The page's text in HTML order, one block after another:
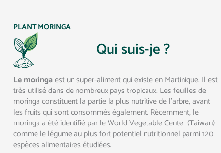
PLANT MORINGA
Qui suis-je ?
Le moringaest un super-aliment qui existe en Martinique. Il est
très utilisé dans de nombreux pays tropicaux. Les feuilles de
moringa constituent la partie la plus nutritive de l’arbre, avant
les fruits qui sont consommés également. Récemment, le
moringa a été identifié par le World Vegetable Center (Taiwan)
comme le légume au plus fort potentiel nutritionnel parmi 120
espèces alimentaires étudiées.